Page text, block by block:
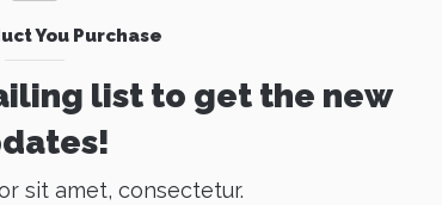
You Purchase
list to get the new
sit amet, consectetur.